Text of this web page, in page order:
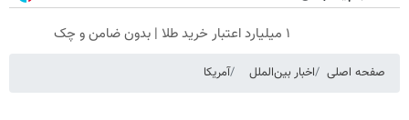
۱ میلیارد اعتبار خرید طلا | بدون ضامن و چک
صفحه اصلی اخبار بین‌الملل آمریکا